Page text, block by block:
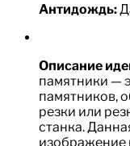
Антидождь:
Описание
памятники —
памятников,
резки или
станка.
изображение